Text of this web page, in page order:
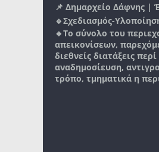
📌 Δημαρχείο Δάφνης |
🔹Σχεδιασμός-
🔸Το σύνολο του
απεικονίσεων,
διεθνείς διατάξεις
αναδημοσίευση,
τρόπο, τμηματικά η